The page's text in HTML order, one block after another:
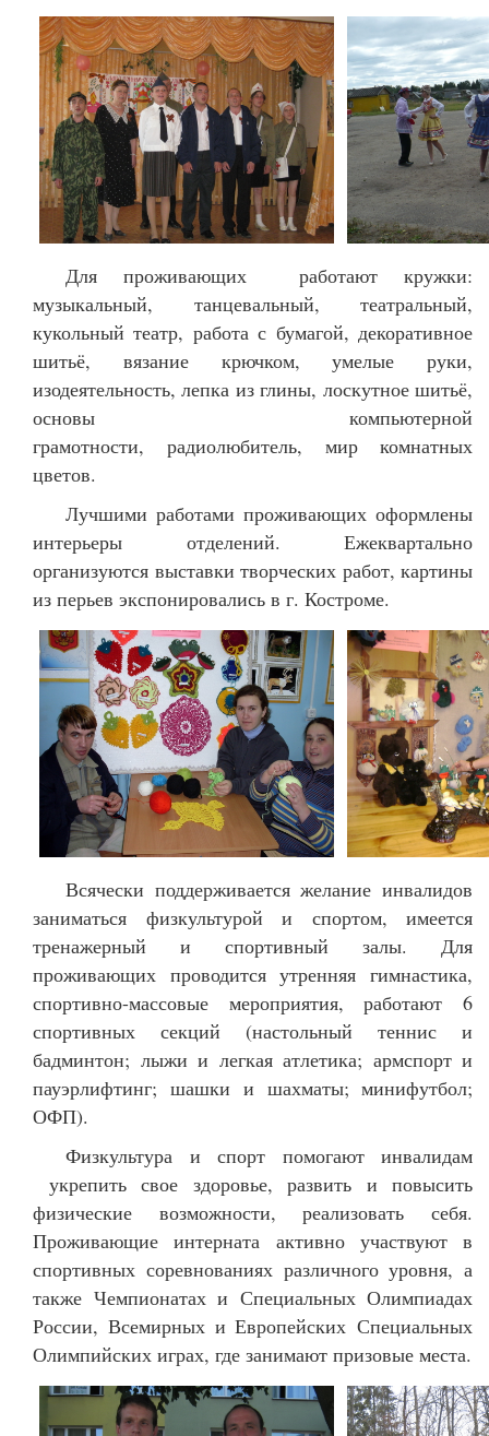
Для проживающих работают кружки:
музыкальный, танцевальный, театральный,
кукольный театр, работа с бумагой, декоративное
шитьё, вязание крючком, умелые руки,
изодеятельность, лепка из глины, лоскутное шитьё,
основы компьютерной
грамотности, радиолюбитель, мир комнатных
цветов.
Лучшими работами проживающих оформлены
интерьеры отделений. Ежеквартально
организуются выставки творческих работ, картины
из перьев экспонировались в г. Костроме.
Всячески поддерживается желание инвалидов
заниматься физкультурой и спортом, имеется
тренажерный и спортивный залы. Для
проживающих проводится утренняя гимнастика,
спортивно-массовые мероприятия, работают 6
спортивных секций (настольный теннис и
бадминтон; лыжи и легкая атлетика; армспорт и
пауэрлифтинг; шашки и шахматы; минифутбол;
ОФП).
Физкультура и спорт помогают инвалидам
укрепить свое здоровье, развить и повысить
физические возможности, реализовать себя.
Проживающие интерната активно участвуют в
спортивных соревнованиях различного уровня, а
также Чемпионатах и Специальных Олимпиадах
России, Всемирных и Европейских Специальных
Олимпийских играх, где занимают призовые места.